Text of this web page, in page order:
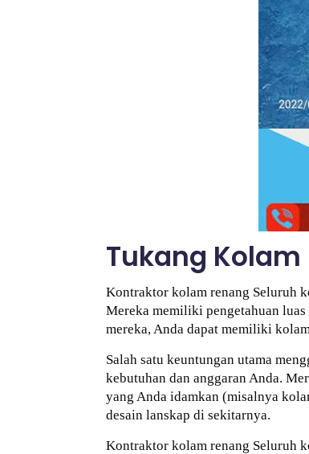
Tukang
Kontraktor kolam renang Seluruh
Mereka memiliki pengetahuan
mereka, Anda dapat memiliki
Salah satu keuntungan utama
kebutuhan dan anggaran Anda.
yang Anda idamkan (misalnya
desain lanskap di sekitarnya.
Kontraktor kolam renang Seluruh